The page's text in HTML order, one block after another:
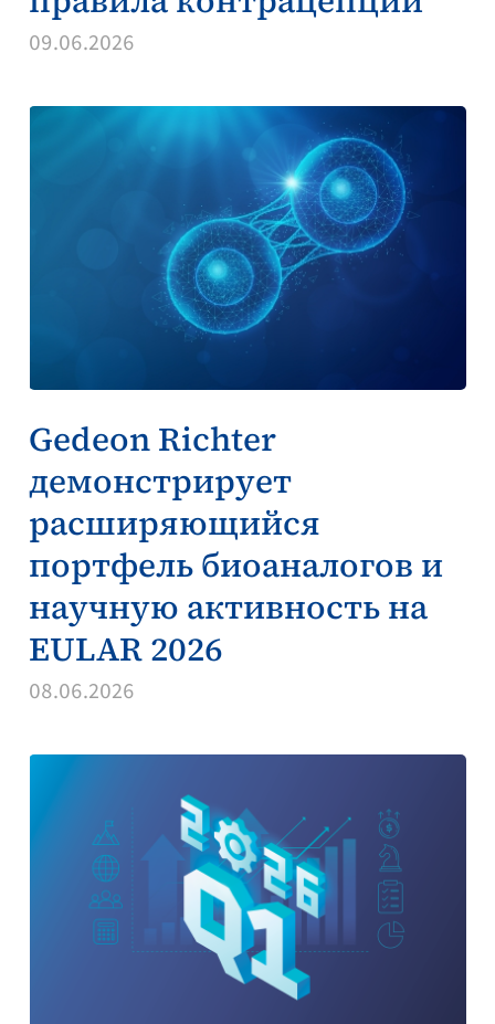
09.06.2026
Gedeon Richter
демонстрирует
расширяющийся
портфель биоаналогов и
научную активность на
EULAR 2026
08.06.2026